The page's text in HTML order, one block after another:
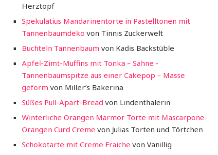
Herztopf
Spekulatius Mandarinentorte in Pastelltönen mit
Tannenbaumdeko von Tinnis Zuckerwelt
Buchteln Tannenbaum von Kadis Backstüble
Apfel-Zimt-Muffins mit Tonka – Sahne -
Tannenbaumspitze aus einer Cakepop – Masse
geform von Miller‘s Bakerina
Süßes Pull-Apart-Bread von Lindenthalerin
Winterliche Orangen Marmor Torte mit Mascarpone-
Orangen Curd Creme von Julias Torten und Törtchen
Schokotarte mit Creme Fraiche von Vanillig